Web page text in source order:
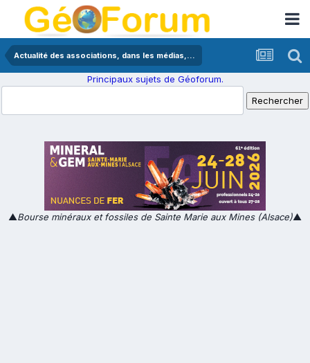
Actualité des associations, dans les médias,...
Principaux sujets de Géoforum.
▲Bourse minéraux et fossiles de Sainte Marie aux Mines (Alsace)▲